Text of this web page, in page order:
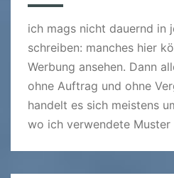
ich mags nicht dauernd in
schreiben: manches hier
Werbung ansehen. Dann
ohne Auftrag und ohne
handelt es sich meistens
wo ich verwendete Muster